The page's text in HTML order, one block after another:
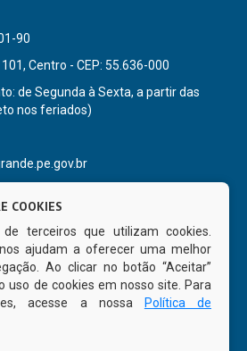
90
Centro - CEP: 55.636-000
de Segunda à Sexta, a partir das
nos feriados)
FAN PAGE
COOKIES
terceiros que utilizam cookies.
ajudam a oferecer uma melhor
Ao clicar no botão “Aceitar”
uso de cookies em nosso site. Para
acesse a nossa
Política de